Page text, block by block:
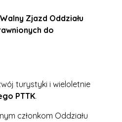
Zjazd Oddziału
do
turystyki i wieloletnie
PTTK.
członkom Oddziału